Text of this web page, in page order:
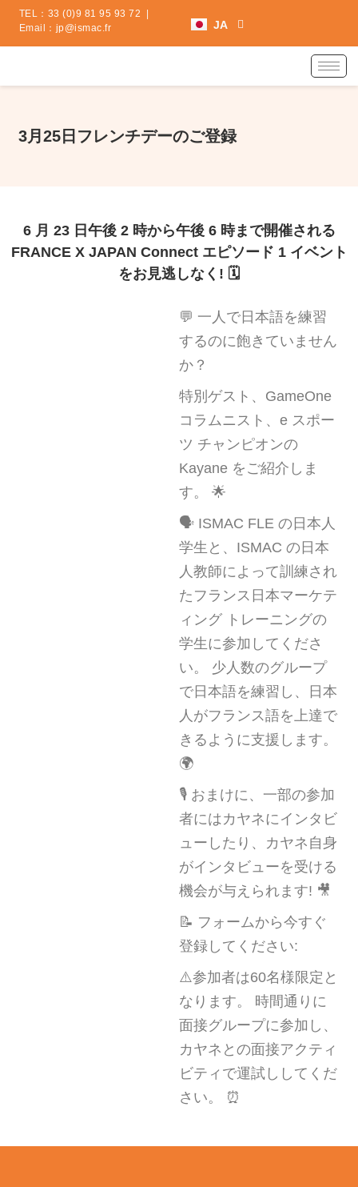
を
キ
TEL： 33 (0)9 81 95 93 72
Email： jp@ismac.fr JA
ZH
3月25日フレンチデーのご登録
6 月 23 日午後 2 時から午後 6 時まで開催される
FRANCE X JAPAN Connect エピソード 1 イベント
をお見逃しなく! 🗓️
💬 一人で日本語を練習
するのに飽きていません
か？
特別ゲスト、GameOne
コラムニスト、e スポー
ツ チャンピオンの
Kayane をご紹介しま
す。 🌟
🗣️ ISMAC FLE の日本人
学生と、ISMAC の日本
人教師によって訓練され
たフランス日本マーケテ
ィング トレーニングの
学生に参加してくださ
い。 少人数のグループ
で日本語を練習し、日本
人がフランス語を上達で
きるように支援します。
🌍
🎙️ おまけに、一部の参加
者にはカヤネにインタビ
ューしたり、カヤネ自身
がインタビューを受ける
機会が与えられます! 🎥
📝 フォームから今すぐ
登録してください:
⚠️参加者は60名様限定と
なります。 時間通りに
面接グループに参加し、
カヤネとの面接アクティ
ビティで運試ししてくだ
さい。 ⏰